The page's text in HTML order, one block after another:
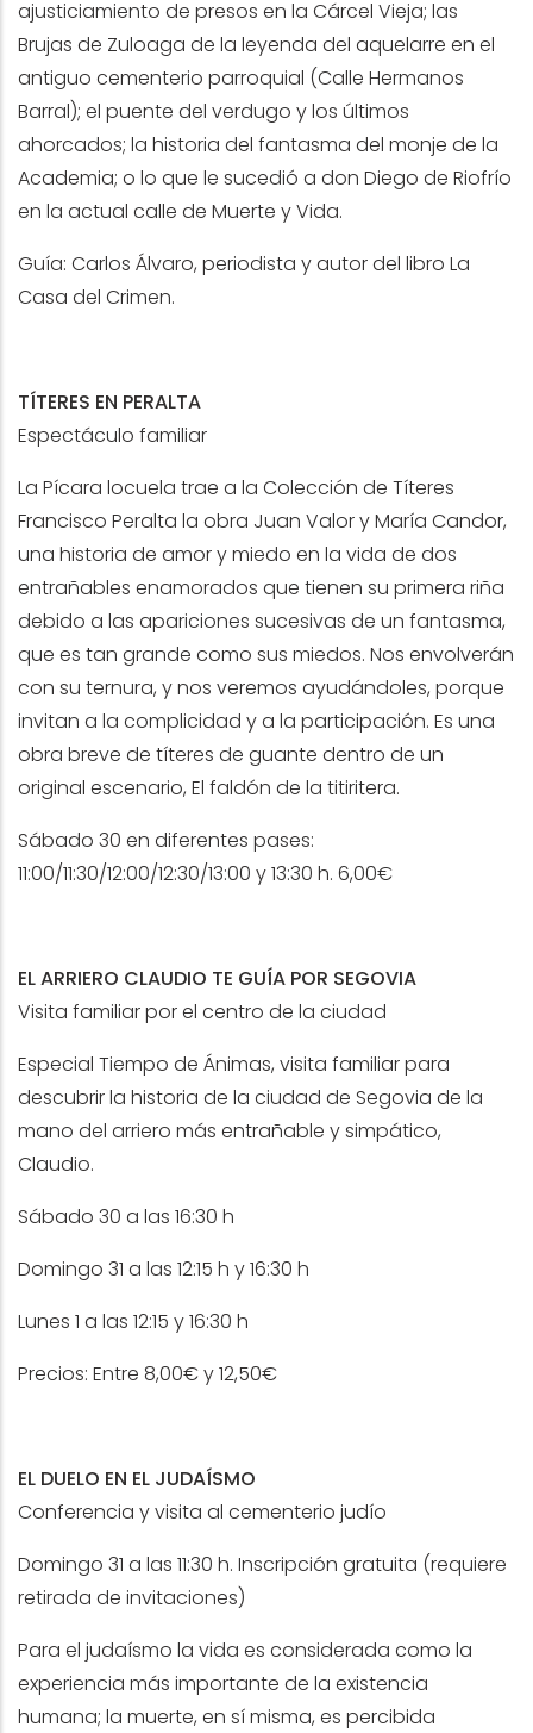
ajusticiamiento de presos en la Cárcel Vieja; las
Brujas de Zuloaga de la leyenda del aquelarre en el
antiguo cementerio parroquial (Calle Hermanos
Barral); el puente del verdugo y los últimos
ahorcados; la historia del fantasma del monje de la
Academia; o lo que le sucedió a don Diego de Riofrío
en la actual calle de Muerte y Vida.
Guía: Carlos Álvaro, periodista y autor del libro La
Casa del Crimen.
TÍTERES EN PERALTA
Espectáculo familiar
La Pícara locuela trae a la Colección de Títeres
Francisco Peralta la obra Juan Valor y María Candor,
una historia de amor y miedo en la vida de dos
entrañables enamorados que tienen su primera riña
debido a las apariciones sucesivas de un fantasma,
que es tan grande como sus miedos. Nos envolverán
con su ternura, y nos veremos ayudándoles, porque
invitan a la complicidad y a la participación. Es una
obra breve de títeres de guante dentro de un
original escenario, El faldón de la titiritera.
Sábado 30 en diferentes pases:
11:00/11:30/12:00/12:30/13:00 y 13:30 h. 6,00€
EL ARRIERO CLAUDIO TE GUÍA POR SEGOVIA
Visita familiar por el centro de la ciudad
Especial Tiempo de Ánimas, visita familiar para
descubrir la historia de la ciudad de Segovia de la
mano del arriero más entrañable y simpático,
Claudio.
Sábado 30 a las 16:30 h
Domingo 31 a las 12:15 h y 16:30 h
Lunes 1 a las 12:15 y 16:30 h
Precios: Entre 8,00€ y 12,50€
EL DUELO EN EL JUDAÍSMO
Conferencia y visita al cementerio judío
Domingo 31 a las 11:30 h. Inscripción gratuita (requiere
retirada de invitaciones)
Para el judaísmo la vida es considerada como la
experiencia más importante de la existencia
humana; la muerte, en sí misma, es percibida